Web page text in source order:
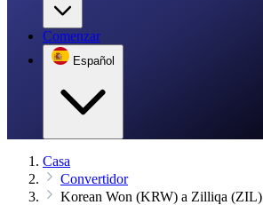
Comenzar
Español
Casa
Convertidor
Korean Won (KRW) a Zilliqa (ZIL)